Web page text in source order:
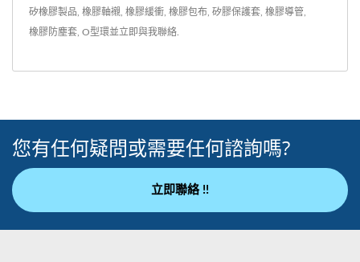
矽橡膠製品, 橡膠軸襯, 橡膠緩衝, 橡膠包布, 矽膠保護套, 橡膠導管,
橡膠防塵套, O型環並立即與我聯絡.
您有任何疑問或需要任何諮詢嗎?
立即聯絡 !!